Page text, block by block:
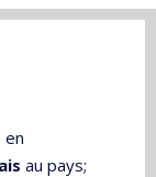
en
au pays;